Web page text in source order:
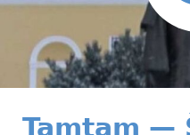
Tamtam —